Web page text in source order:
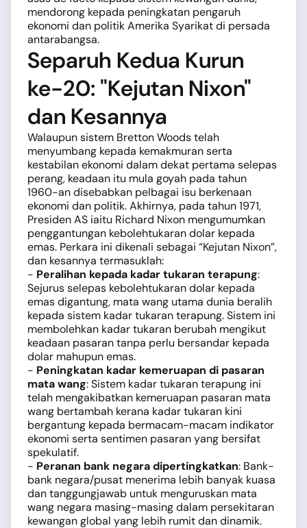
mendorong kepada peningkatan pengaruh
ekonomi dan politik Amerika Syarikat di persada
antarabangsa.
Separuh Kedua Kurun
ke-20: "Kejutan Nixon"
dan Kesannya
Walaupun sistem Bretton Woods telah
menyumbang kepada kemakmuran serta
kestabilan ekonomi dalam dekat pertama selepas
perang, keadaan itu mula goyah pada tahun
1960-an disebabkan pelbagai isu berkenaan
ekonomi dan politik. Akhirnya, pada tahun 1971,
Presiden AS iaitu Richard Nixon mengumumkan
penggantungan kebolehtukaran dolar kepada
emas. Perkara ini dikenali sebagai “Kejutan Nixon”,
dan kesannya termasuklah:
- Peralihan kepada kadar tukaran terapung:
Sejurus selepas kebolehtukaran dolar kepada
emas digantung, mata wang utama dunia beralih
kepada sistem kadar tukaran terapung. Sistem ini
membolehkan kadar tukaran berubah mengikut
keadaan pasaran tanpa perlu bersandar kepada
dolar mahupun emas.
- Peningkatan kadar kemeruapan di pasaran
mata wang: Sistem kadar tukaran terapung ini
telah mengakibatkan kemeruapan pasaran mata
wang bertambah kerana kadar tukaran kini
bergantung kepada bermacam-macam indikator
ekonomi serta sentimen pasaran yang bersifat
spekulatif.
- Peranan bank negara dipertingkatkan: Bank-
bank negara/pusat menerima lebih banyak kuasa
dan tanggungjawab untuk menguruskan mata
wang negara masing-masing dalam persekitaran
kewangan global yang lebih rumit dan dinamik.